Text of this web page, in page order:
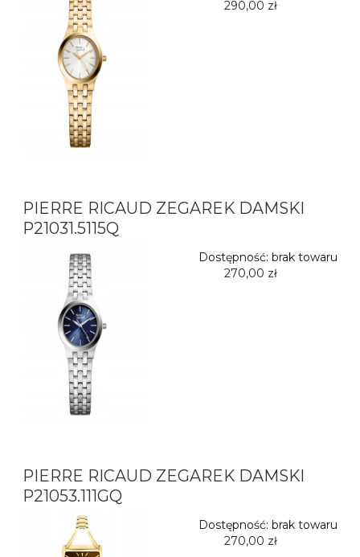
290,00 zł
PIERRE RICAUD ZEGAREK DAMSKI
P21031.5115Q
Dostępność: brak towaru
270,00 zł
PIERRE RICAUD ZEGAREK DAMSKI
P21053.111GQ
Dostępność: brak towaru
270,00 zł